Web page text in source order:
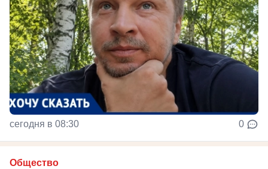
сегодня в 08:30 0
Общество